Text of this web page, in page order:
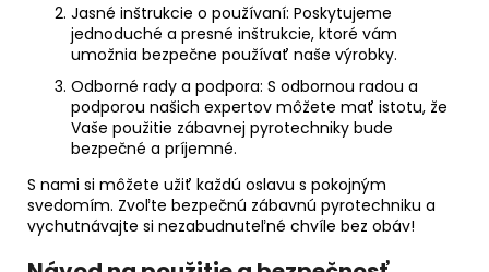
Jasné inštrukcie o používaní: Poskytujeme
jednoduché a presné inštrukcie, ktoré vám
umožnia bezpečne používať naše výrobky.
Odborné rady a podpora: S odbornou radou a
podporou našich expertov môžete mať istotu, že
Vaše použitie zábavnej pyrotechniky bude
bezpečné a príjemné.
S nami si môžete užiť každú oslavu s pokojným
svedomím. Zvoľte bezpečnú zábavnú pyrotechniku a
vychutnávajte si nezabudnuteľné chvíle bez obáv!